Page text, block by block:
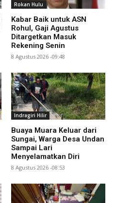
Rokan Hulu
Kabar Baik untuk ASN
Rohul, Gaji Agustus
Ditargetkan Masuk
Rekening Senin
8 Agustus 2026 -09:48
Indragiri Hilir
Buaya Muara Keluar dari
Sungai, Warga Desa Undan
Sampai Lari
Menyelamatkan Diri
8 Agustus 2026 -08:53